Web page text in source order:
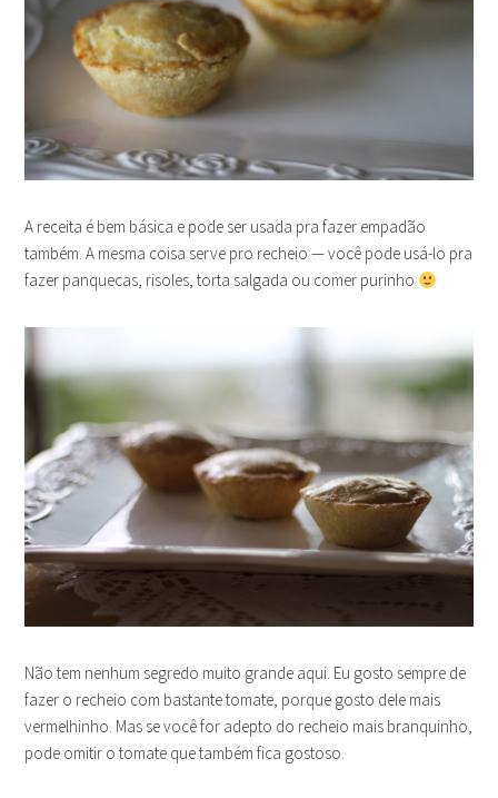
A receita é bem básica e pode ser usada pra fazer empadão
também. A mesma coisa serve pro recheio — você pode usá-lo pra
fazer panquecas, risoles, torta salgada ou comer purinho
Não tem nenhum segredo muito grande aqui. Eu gosto sempre de
fazer o recheio com bastante tomate, porque gosto dele mais
vermelhinho. Mas se você for adepto do recheio mais branquinho,
pode omitir o tomate que também fica gostoso.